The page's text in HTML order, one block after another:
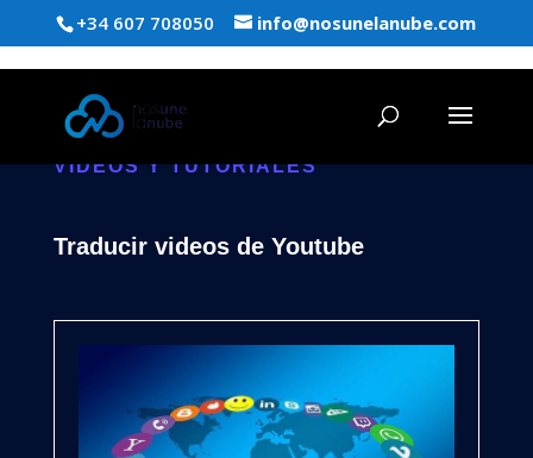
+34 607 708050 info@nosunelanube.com
VIDEOS Y TUTORIALES
Traducir videos de Youtube